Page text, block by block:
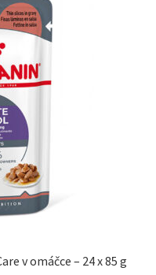
v omáčce – 24 x 85 g